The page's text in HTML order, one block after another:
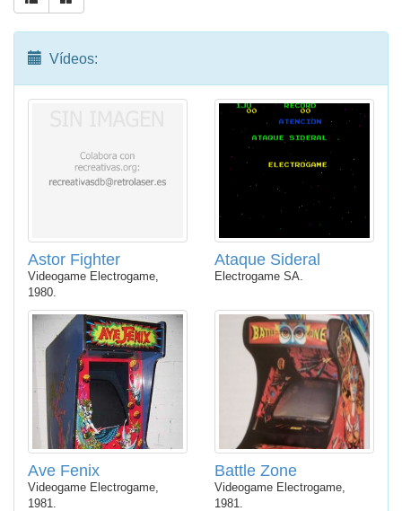
Vídeos:
Astor Fighter
Videogame Electrogame,
1980.
Ataque Sideral
Electrogame SA.
Ave Fenix
Videogame Electrogame,
1981.
Battle Zone
Videogame Electrogame,
1981.